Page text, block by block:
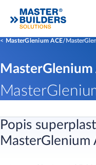
MasterGlenium ACE
MasterGlenium
Popis
MasterGlenium